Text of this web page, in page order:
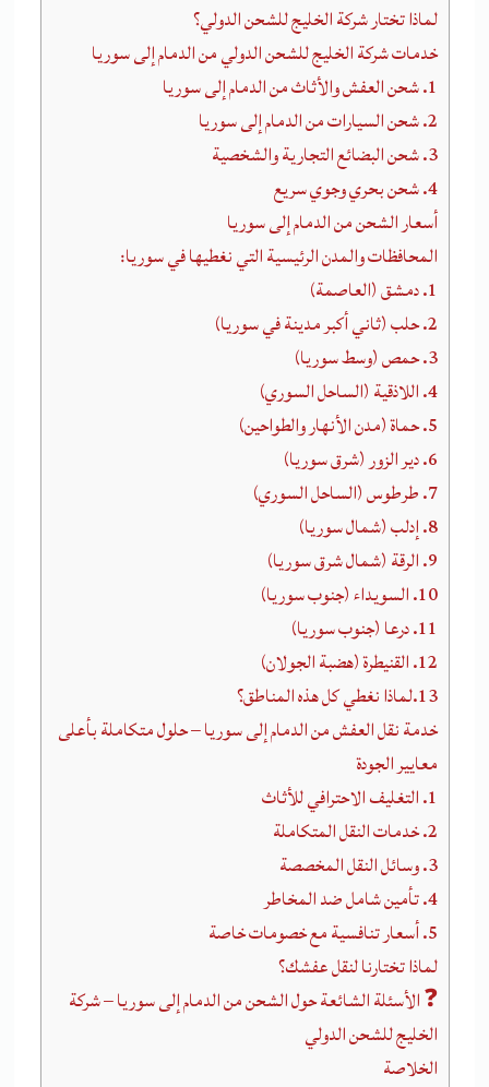
لماذا تختار شركة الخليج للشحن الدولي؟
خدمات شركة الخليج للشحن الدولي من الدمام إلى سوريا
1. شحن العفش والأثاث من الدمام إلى سوريا
2. شحن السيارات من الدمام إلى سوريا
3. شحن البضائع التجارية والشخصية
4. شحن بحري وجوي سريع
أسعار الشحن من الدمام إلى سوريا
المحافظات والمدن الرئيسية التي نغطيها في سوريا:
1. دمشق (العاصمة)
2. حلب (ثاني أكبر مدينة في سوريا)
3. حمص (وسط سوريا)
4. اللاذقية (الساحل السوري)
5. حماة (مدن الأنهار والطواحين)
6. دير الزور (شرق سوريا)
7. طرطوس (الساحل السوري)
8. إدلب (شمال سوريا)
9. الرقة (شمال شرق سوريا)
10. السويداء (جنوب سوريا)
11. درعا (جنوب سوريا)
12. القنيطرة (هضبة الجولان)
13.لماذا نغطي كل هذه المناطق؟
خدمة نقل العفش من الدمام إلى سوريا – حلول متكاملة بأعلى
معايير الجودة
1. التغليف الاحترافي للأثاث
2. خدمات النقل المتكاملة
3. وسائل النقل المخصصة
4. تأمين شامل ضد المخاطر
5. أسعار تنافسية مع خصومات خاصة
لماذا تختارنا لنقل عفشك؟
❓ الأسئلة الشائعة حول الشحن من الدمام إلى سوريا – شركة
الخليج للشحن الدولي
الخلاصة